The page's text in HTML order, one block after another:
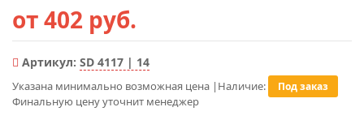
от 402 руб.
Артикул: SD 4117 | 14
Указана минимально возможная цена |
Финальную цену уточнит менеджер
Наличие: Под заказ